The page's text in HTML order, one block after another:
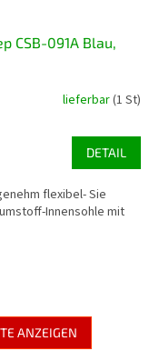
CSB-091A Blau,
lieferbar(1 St)
DETAIL
flexibel- Sie
Innensohle mit
ANZEIGEN